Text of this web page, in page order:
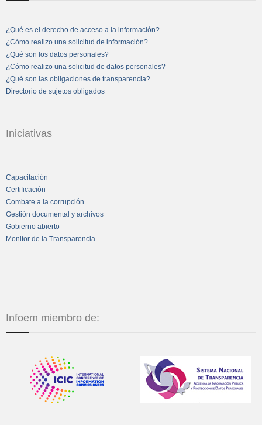
¿Qué es el derecho de acceso a la información?
¿Cómo realizo una solicitud de información?
¿Qué son los datos personales?
¿Cómo realizo una solicitud de datos personales?
¿Qué son las obligaciones de transparencia?
Directorio de sujetos obligados
Iniciativas
Capacitación
Certificación
Combate a la corrupción
Gestión documental y archivos
Gobierno abierto
Monitor de la Transparencia
Infoem miembro de: